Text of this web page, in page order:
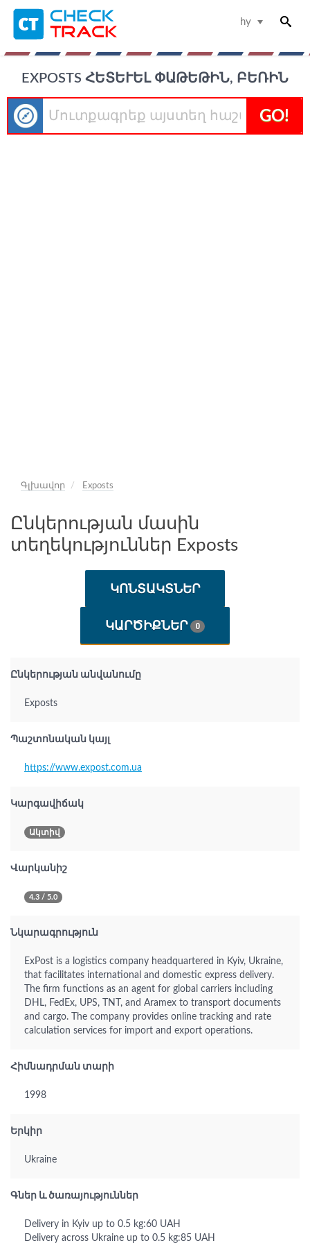
hy
EXPOSTS ՀԵՏԵՒԵԼ ՓԱԹԵԹԻՆ, ԲԵՌԻՆ
GO!
Գլխավոր Exposts
Ընկերության մասին
տեղեկություններ Exposts
ԿՈՆՏԱԿՏՆԵՐ
ԿԱՐԾԻՔՆԵՐ 0
Ընկերության անվանումը
Exposts
Պաշտոնական կայլ
https://www.expost.com.ua
Կարգավիճակ
Ակտիվ
Վարկանիշ
4.3 / 5.0
Նկարագրություն
ExPost is a logistics company headquartered in Kyiv, Ukraine,
that facilitates international and domestic express delivery.
The firm functions as an agent for global carriers including
DHL, FedEx, UPS, TNT, and Aramex to transport documents
and cargo. The company provides online tracking and rate
calculation services for import and export operations.
Հիմնադրման տարի
1998
Երկիր
Ukraine
Գներ և ծառայություններ
Delivery in Kyiv up to 0.5 kg:60 UAH
Delivery across Ukraine up to 0.5 kg:85 UAH